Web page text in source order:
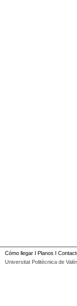
Cómo llegar I Planos I
Universitat Politècnica de